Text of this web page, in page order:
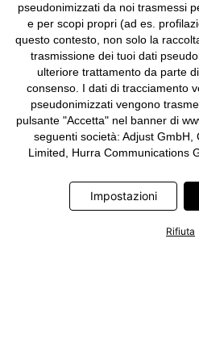
pseudonimizzati da noi trasmessi
e per scopi propri (ad es.
questo contesto, non solo la
trasmissione dei tuoi dati
ulteriore trattamento da parte
consenso. I dati di tracciamento
pseudonimizzati vengono
pulsante "Accetta" nel banner di
seguenti società: Adjust GmbH,
Limited, Hurra Communications
Limited, Pinterest Europe
Information Technologies UK
informativa privacy
Impostazioni
Rifiuta